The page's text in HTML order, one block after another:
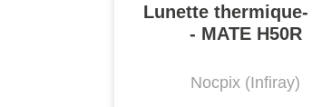
Lunette thermique-
- MATE H50R
Nocpix (Infiray)